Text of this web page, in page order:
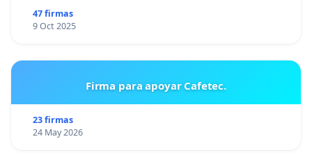
47 firmas
9 Oct 2025
Firma para apoyar Cafetec.
23 firmas
24 May 2026